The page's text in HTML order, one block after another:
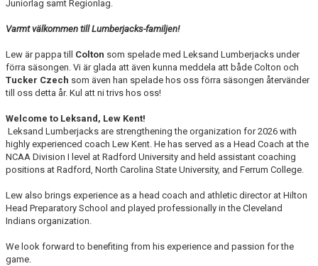
Juniorlag samt Regionlag.
Varmt välkommen till Lumberjacks-familjen!
Lew är pappa till Colton som spelade med Leksand Lumberjacks under
förra säsongen. Vi är glada att även kunna meddela att både Colton och
Tucker Czech som även han spelade hos oss förra säsongen återvänder
till oss detta år. Kul att ni trivs hos oss!
Welcome to Leksand, Lew Kent!
Leksand Lumberjacks are strengthening the organization for 2026 with
highly experienced coach Lew Kent. He has served as a Head Coach at the
NCAA Division I level at Radford University and held assistant coaching
positions at Radford, North Carolina State University, and Ferrum College.
Lew also brings experience as a head coach and athletic director at Hilton
Head Preparatory School and played professionally in the Cleveland
Indians organization.
We look forward to benefiting from his experience and passion for the
game.